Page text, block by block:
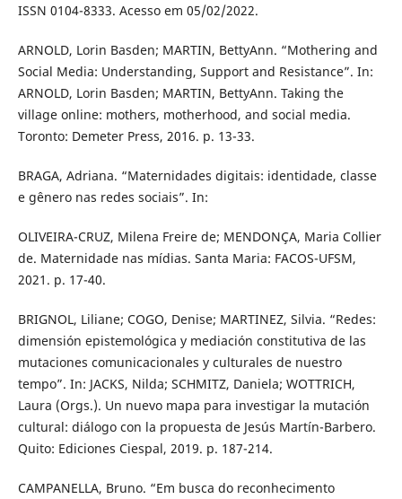
ISSN 0104-8333. Acesso em 05/02/2022.
ARNOLD, Lorin Basden; MARTIN, BettyAnn. “Mothering and
Social Media: Understanding, Support and Resistance”. In:
ARNOLD, Lorin Basden; MARTIN, BettyAnn. Taking the
village online: mothers, motherhood, and social media.
Toronto: Demeter Press, 2016. p. 13-33.
BRAGA, Adriana. “Maternidades digitais: identidade, classe
e gênero nas redes sociais”. In:
OLIVEIRA-CRUZ, Milena Freire de; MENDONÇA, Maria Collier
de. Maternidade nas mídias. Santa Maria: FACOS-UFSM,
2021. p. 17-40.
BRIGNOL, Liliane; COGO, Denise; MARTINEZ, Silvia. “Redes:
dimensión epistemológica y mediación constitutiva de las
mutaciones comunicacionales y culturales de nuestro
tempo”. In: JACKS, Nilda; SCHMITZ, Daniela; WOTTRICH,
Laura (Orgs.). Un nuevo mapa para investigar la mutación
cultural: diálogo con la propuesta de Jesús Martín-Barbero.
Quito: Ediciones Ciespal, 2019. p. 187-214.
CAMPANELLA, Bruno. “Em busca do reconhecimento